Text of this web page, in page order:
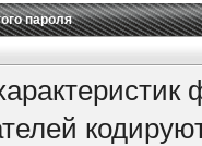
пароля